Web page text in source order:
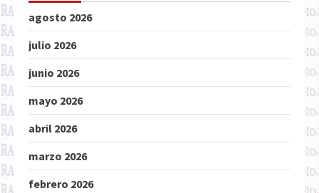
agosto 2026
julio 2026
junio 2026
mayo 2026
abril 2026
marzo 2026
febrero 2026